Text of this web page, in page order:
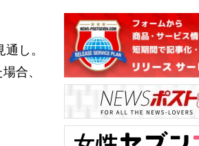
し。
合、